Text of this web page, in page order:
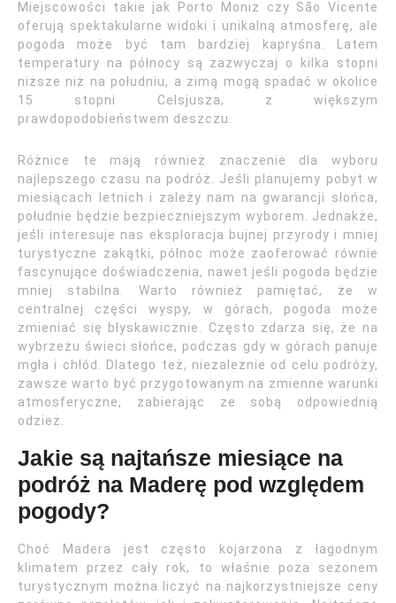
Miejscowości takie jak Porto Moniz czy São Vicente
oferują spektakularne widoki i unikalną atmosferę, ale
pogoda może być tam bardziej kapryśna. Latem
temperatury na północy są zazwyczaj o kilka stopni
niższe niż na południu, a zimą mogą spadać w okolice
15 stopni Celsjusza, z większym
prawdopodobieństwem deszczu.
Różnice te mają również znaczenie dla wyboru
najlepszego czasu na podróż. Jeśli planujemy pobyt w
miesiącach letnich i zależy nam na gwarancji słońca,
południe będzie bezpieczniejszym wyborem. Jednakże,
jeśli interesuje nas eksploracja bujnej przyrody i mniej
turystyczne zakątki, północ może zaoferować równie
fascynujące doświadczenia, nawet jeśli pogoda będzie
mniej stabilna. Warto również pamiętać, że w
centralnej części wyspy, w górach, pogoda może
zmieniać się błyskawicznie. Często zdarza się, że na
wybrzeżu świeci słońce, podczas gdy w górach panuje
mgła i chłód. Dlatego też, niezależnie od celu podróży,
zawsze warto być przygotowanym na zmienne warunki
atmosferyczne, zabierając ze sobą odpowiednią
odzież.
Jakie są najtańsze miesiące na
podróż na Maderę pod względem
pogody?
Choć Madera jest często kojarzona z łagodnym
klimatem przez cały rok, to właśnie poza sezonem
turystycznym można liczyć na najkorzystniejsze ceny